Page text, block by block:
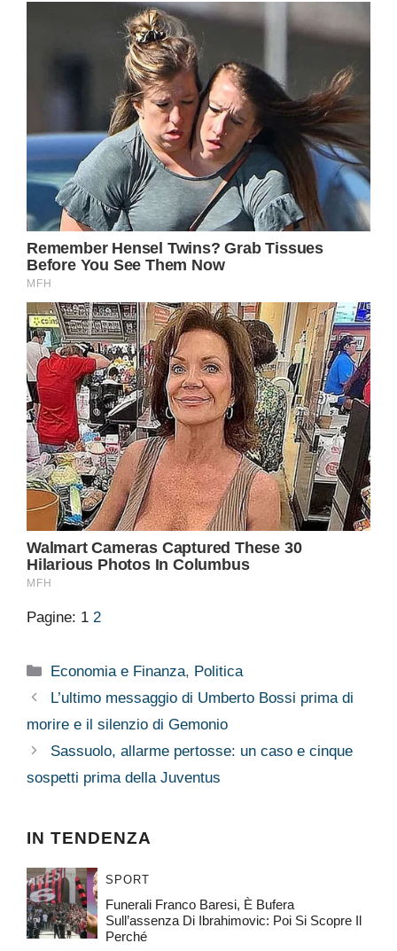
Pagine: 1 2
Categorie
Economia e Finanza, Politica
L’ultimo messaggio di Umberto Bossi prima di
morire e il silenzio di Gemonio
Sassuolo, allarme pertosse: un caso e cinque
sospetti prima della Juventus
IN TENDENZA
SPORT
Funerali Franco Baresi, È Bufera
Sull’assenza Di Ibrahimovic: Poi Si Scopre Il
Perché